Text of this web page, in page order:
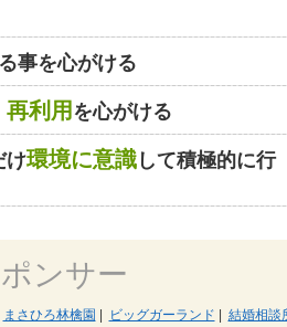
事を心がける
再利用 を心がける
け環境に意識して積極的に行
ンサー
まさひろ林檎園 ビッグガーランド 結婚相談